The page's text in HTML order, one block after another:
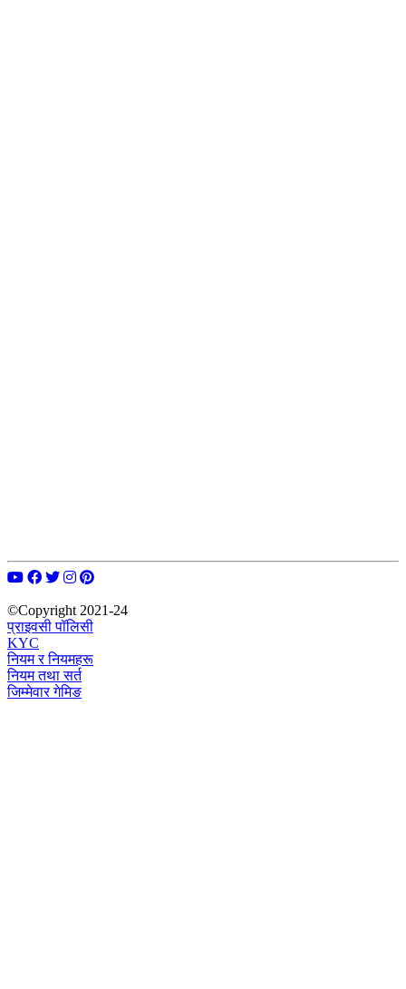
©Copyright 2021-24
प्राइवसी पॉलिसी
KYC
नियम र नियमहरू
नियम तथा सर्त
जिम्मेवार गेमिङ